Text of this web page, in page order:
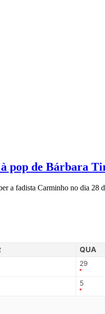
pop de Bárbara
a fadista Carminho no dia 28
QUA
29
5